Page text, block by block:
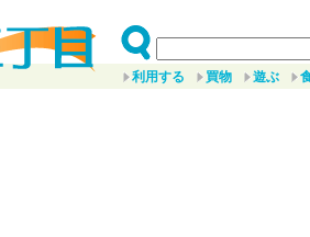
利用する 買物 遊ぶ